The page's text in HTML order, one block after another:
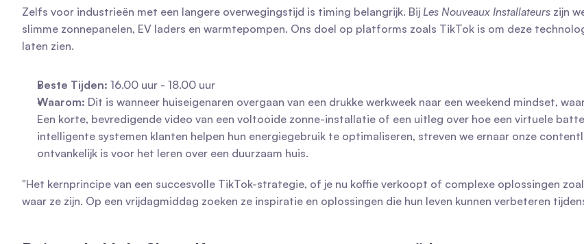
Zelfs voor industrieën met een langere overwegingstijd is timing belangrijk. Bij Les Nouveaux Installateurs zijn
slimme zonnepanelen, EV laders en warmtepompen. Ons doel op platforms zoals TikTok is om deze
laten zien.
Beste Tijden: 16.00 uur - 18.00 uur
Waarom: Dit is wanneer huiseigenaren overgaan van een drukke werkweek naar een weekend mindset,
Een korte, bevredigende video van een voltooide zonne-installatie of een uitleg over hoe een virtuele
intelligente systemen klanten helpen hun energiegebruik te optimaliseren, streven we ernaar onze
ontvankelijk is voor het leren over een duurzaam huis.
"Het kernprincipe van een succesvolle TikTok-strategie, of je nu koffie verkoopt of complexe oplossingen
waar ze zijn. Op een vrijdagmiddag zoeken ze inspiratie en oplossingen die hun leven kunnen verbeteren